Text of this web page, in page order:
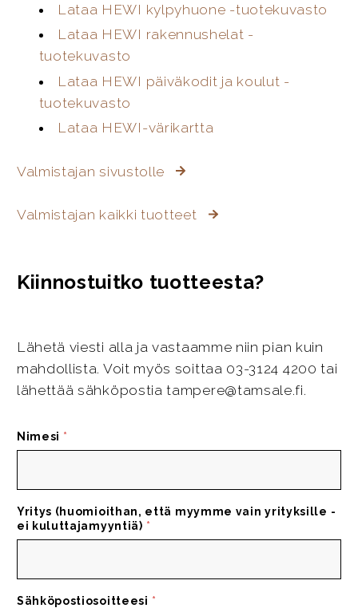
Lataa HEWI kylpyhuone -tuotekuvasto
Lataa HEWI rakennushelat -
tuotekuvasto
Lataa HEWI päiväkodit ja koulut -
tuotekuvasto
Lataa HEWI-värikartta
Valmistajan sivustolle
Valmistajan kaikki tuotteet
Kiinnostuitko tuotteesta?
Lähetä viesti alla ja vastaamme niin pian kuin
mahdollista. Voit myös soittaa 03-3124 4200 tai
lähettää sähköpostia tampere@tamsale.fi.
Nimesi *
Yritys (huomioithan, että myymme vain yrityksille -
ei kuluttajamyyntiä) *
Sähköpostiosoitteesi *